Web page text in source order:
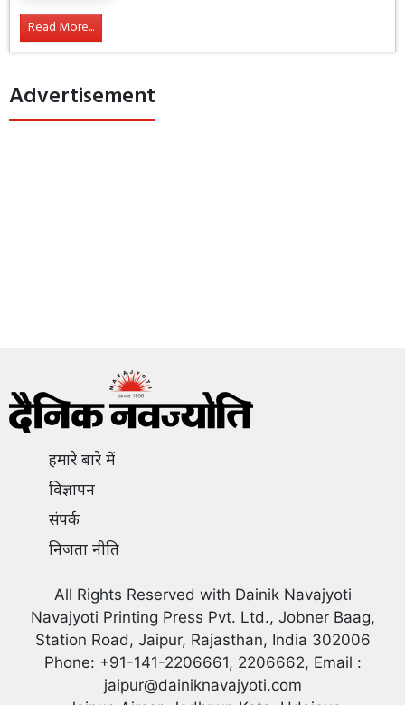
Read More...
Advertisement
हमारे बारे में
विज्ञापन
संपर्क
निजता नीति
All Rights Reserved with Dainik Navajyoti
Navajyoti Printing Press Pvt. Ltd., Jobner Baag,
Station Road, Jaipur, Rajasthan, India 302006
Phone: +91-141-2206661, 2206662, Email :
jaipur@dainiknavajyoti.com